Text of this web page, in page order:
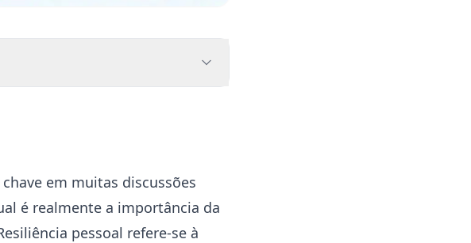
em muitas discussões
é realmente a importância da
pessoal refere-se à